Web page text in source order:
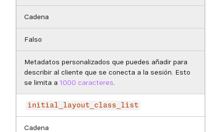
Cadena
Falso
Metadatos personalizados que puedes añadir para
describir al cliente que se conecta a la sesión. Esto
se limita a 1000 caracteres
initial_layout_class_list
Cadena